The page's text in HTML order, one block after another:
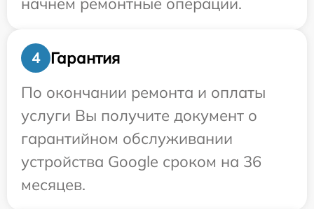
4
Гарантия
По окончании ремонта и оплаты
услуги Вы получите документ о
гарантийном обслуживании
устройства Google сроком на 36
месяцев.